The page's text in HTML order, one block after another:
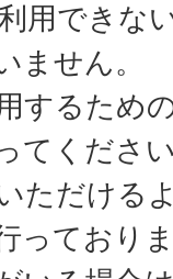
用できな
ません。
するため
てくださ
ただける
っており